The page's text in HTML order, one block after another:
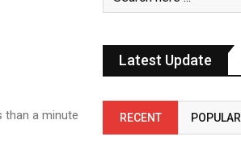
a minute
Latest Update
RECENT POPULAR